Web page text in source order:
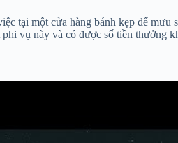
tại một cửa hàng bánh kẹp để
vụ này và có được số tiền thưởng